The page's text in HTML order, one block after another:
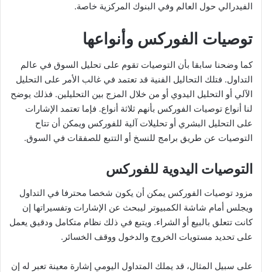
الفيدرالي حول العالم وفي البنوك المركزية خاصة.
توصيات الفوركس وأنواعها
كما وضحنا سابقا بأن التوصيات تقوم على تحليل السوق في عالم
التداول. فتلك التحاليل الفنية قد تعتمد في غالب الأمر على التحليل
الآلي أو التحليل اليدوي أو من خلال المزج بين التحليلين. فذلك يوضح
لنا أنواع توصيات الفوركس بأنهم ثلاثة أنواع. فإما تعتمد الإشارات
على التحليل البشري أو تحليلات آلية للفوركس ويمكن أن تتاح
التوصيات عن طريق برامج للنسخ أو التتبع للصفقات في السوق.
التوصيات اليدوية للفوركس
مزود توصيات الفوركس يمكن أن يكون شخصا محترفا في التداول
ويجلس أمام شاشة الكمبيوتر ليبحث عن الإشارات وتفسيراتها إن
كانت تتعلق بالبيع أو الشراء. ويتبع في ذلك نظام متكامل ودقيق يعمل
على تحديد مستويات الخروج والدخول ووقف الخسائر.
على سبيل المثال، قد يملك المتداول اليومي إشارة معينة تعبر له إن